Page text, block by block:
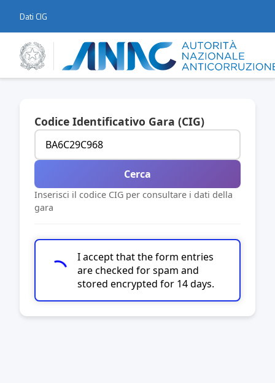
Dati CIG
Codice Identificativo Gara (CIG)
Cerca
Inserisci il codice CIG per consultare i dati della
gara
I accept that the form entries
are checked for spam and
stored encrypted for 14 days.